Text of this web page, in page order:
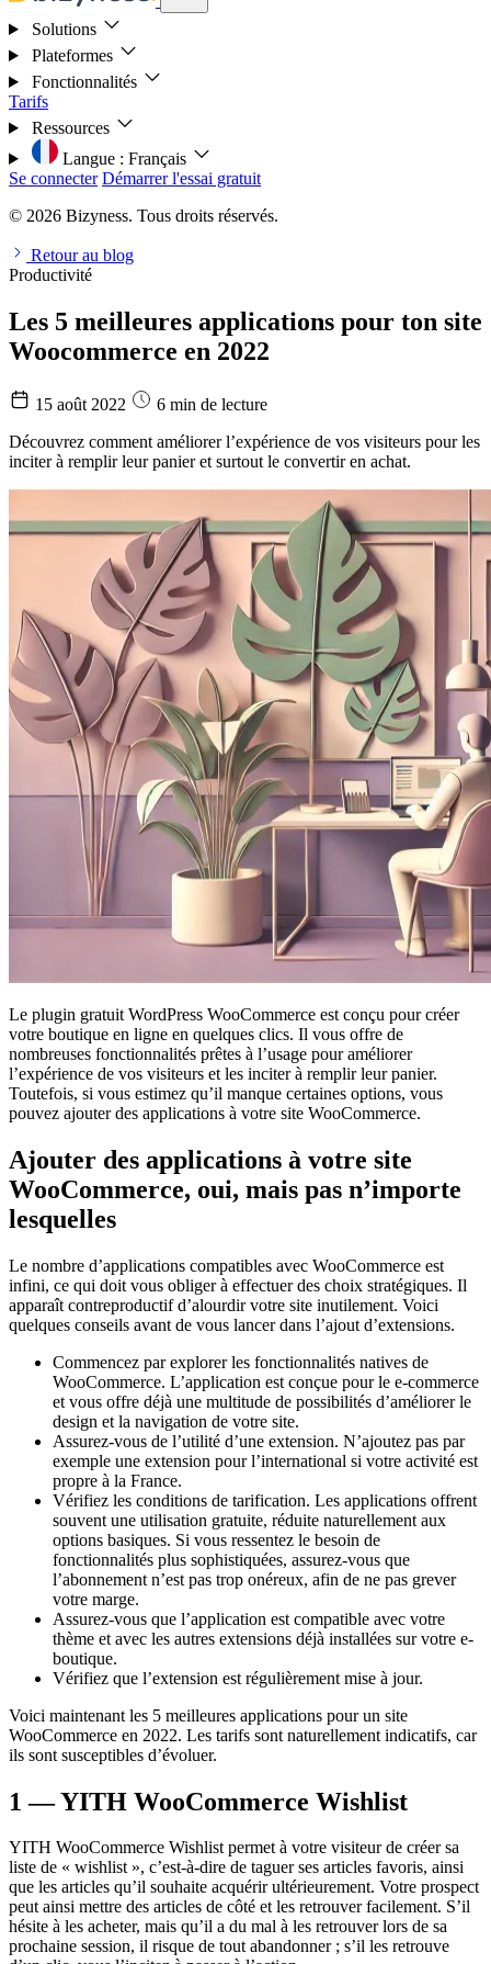
Solutions
Plateformes
Fonctionnalités
Tarifs
Ressources
Langue : Français
Se connecter Démarrer l'essai gratuit
© 2026 Bizyness. Tous droits réservés.
Retour au blog
Productivité
Les 5 meilleures applications pour ton site
Woocommerce en 2022
15 août 2022
6 min de lecture
Découvrez comment améliorer l’expérience de vos visiteurs pour les
inciter à remplir leur panier et surtout le convertir en achat.
Le plugin gratuit WordPress WooCommerce est conçu pour créer
votre boutique en ligne en quelques clics. Il vous offre de
nombreuses fonctionnalités prêtes à l’usage pour améliorer
l’expérience de vos visiteurs et les inciter à remplir leur panier.
Toutefois, si vous estimez qu’il manque certaines options, vous
pouvez ajouter des applications à votre site WooCommerce.
Ajouter des applications à votre site
WooCommerce, oui, mais pas n’importe
lesquelles
Le nombre d’applications compatibles avec WooCommerce est
infini, ce qui doit vous obliger à effectuer des choix stratégiques. Il
apparaît contreproductif d’alourdir votre site inutilement. Voici
quelques conseils avant de vous lancer dans l’ajout d’extensions.
Commencez par explorer les fonctionnalités natives de
WooCommerce. L’application est conçue pour le e-commerce
et vous offre déjà une multitude de possibilités d’améliorer le
design et la navigation de votre site.
Assurez-vous de l’utilité d’une extension. N’ajoutez pas par
exemple une extension pour l’international si votre activité est
propre à la France.
Vérifiez les conditions de tarification. Les applications offrent
souvent une utilisation gratuite, réduite naturellement aux
options basiques. Si vous ressentez le besoin de
fonctionnalités plus sophistiquées, assurez-vous que
l’abonnement n’est pas trop onéreux, afin de ne pas grever
votre marge.
Assurez-vous que l’application est compatible avec votre
thème et avec les autres extensions déjà installées sur votre e-
boutique.
Vérifiez que l’extension est régulièrement mise à jour.
Voici maintenant les 5 meilleures applications pour un site
WooCommerce en 2022. Les tarifs sont naturellement indicatifs, car
ils sont susceptibles d’évoluer.
1 — YITH WooCommerce Wishlist
YITH WooCommerce Wishlist permet à votre visiteur de créer sa
liste de « wishlist », c’est-à-dire de taguer ses articles favoris, ainsi
que les articles qu’il souhaite acquérir ultérieurement. Votre prospect
peut ainsi mettre des articles de côté et les retrouver facilement. S’il
hésite à les acheter, mais qu’il a du mal à les retrouver lors de sa
prochaine session, il risque de tout abandonner ; s’il les retrouve